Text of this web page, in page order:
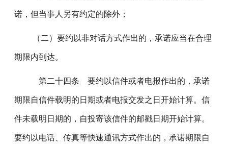
诺，但当事人另有约定的除外；
（二）要约以非对话方式作出的，承诺应当在合理
期限内到达。
第二十四条 要约以信件或者电报作出的，承诺
期限自信件载明的日期或者电报交发之日开始计算。信
件未载明日期的，自投寄该信件的邮戳日期开始计算。
要约以电话、传真等快速通讯方式作出的，承诺期限自